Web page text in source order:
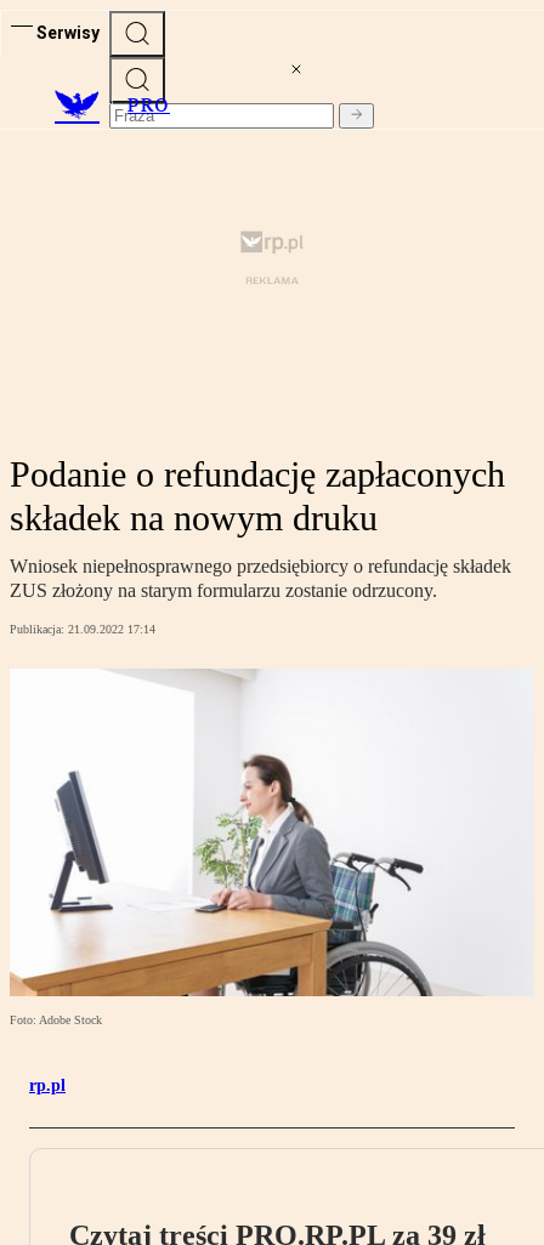
Serwisy
PRO
Podanie o refundację zapłaconych
składek na nowym druku
Wniosek niepełnosprawnego przedsiębiorcy o refundację składek
ZUS złożony na starym formularzu zostanie odrzucony.
Publikacja: 21.09.2022 17:14
Foto: Adobe Stock
rp.pl
Czytaj treści PRO.RP.PL za 39 zł